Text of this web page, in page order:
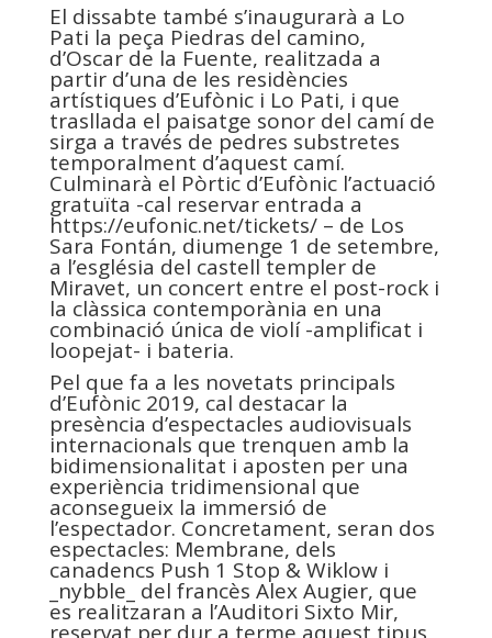
El dissabte també s’inaugurarà a Lo
Pati la peça Piedras del camino,
d’Oscar de la Fuente, realitzada a
partir d’una de les residències
artístiques d’Eufònic i Lo Pati, i que
trasllada el paisatge sonor del camí de
sirga a través de pedres substretes
temporalment d’aquest camí.
Culminarà el Pòrtic d’Eufònic l’actuació
gratuïta -cal reservar entrada a
https://eufonic.net/tickets/ – de Los
Sara Fontán, diumenge 1 de setembre,
a l’església del castell templer de
Miravet, un concert entre el post-rock i
la clàssica contemporània en una
combinació única de violí -amplificat i
loopejat- i bateria.
Pel que fa a les novetats principals
d’Eufònic 2019, cal destacar la
presència d’espectacles audiovisuals
internacionals que trenquen amb la
bidimensionalitat i aposten per una
experiència tridimensional que
aconsegueix la immersió de
l’espectador. Concretament, seran dos
espectacles: Membrane, dels
canadencs Push 1 Stop & Wiklow i
_nybble_ del francès Alex Augier, que
es realitzaran a l’Auditori Sixto Mir,
reservat per dur a terme aquest tipus